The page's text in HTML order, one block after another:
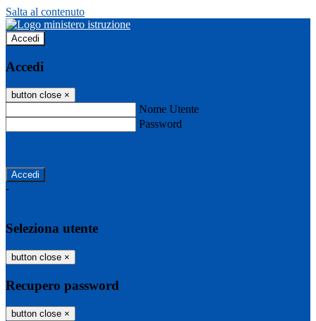
Salta al contenuto
Accedi
Accedi
button close ×
Nome Utente
Password
-
Seleziona utente
button close ×
Recupero password
button close ×